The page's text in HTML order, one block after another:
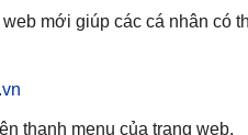
mới giúp các cá nhân có
thanh menu của trang web.